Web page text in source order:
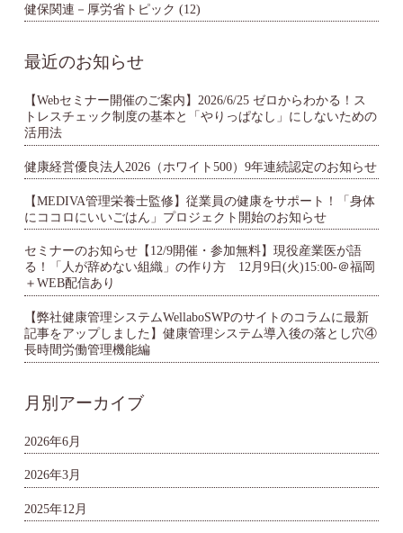
健保関連－厚労省トピック (12)
最近のお知らせ
【Webセミナー開催のご案内】2026/6/25 ゼロからわかる！ス
トレスチェック制度の基本と「やりっぱなし」にしないための
活用法
健康経営優良法人2026（ホワイト500）9年連続認定のお知らせ
【MEDIVA管理栄養士監修】従業員の健康をサポート！「身体
にココロにいいごはん」プロジェクト開始のお知らせ
セミナーのお知らせ【12/9開催・参加無料】現役産業医が語
る！「人が辞めない組織」の作り方 12月9日(火)15:00-＠福岡
＋WEB配信あり
【弊社健康管理システムWellaboSWPのサイトのコラムに最新
記事をアップしました】健康管理システム導入後の落とし穴④
長時間労働管理機能編
月別アーカイブ
2026年6月
2026年3月
2025年12月